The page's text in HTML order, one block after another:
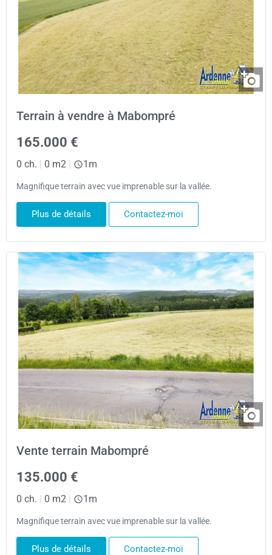
Terrain à vendre à Mabompré
165.000 €
0 ch. | 0 m2 | 1m
Magnifique terrain avec vue imprenable sur la vallée.
Plus de détails Contactez-moi
Vente terrain Mabompré
135.000 €
0 ch. | 0 m2 | 1m
Magnifique terrain avec vue imprenable sur la vallée.
Plus de détails Contactez-moi